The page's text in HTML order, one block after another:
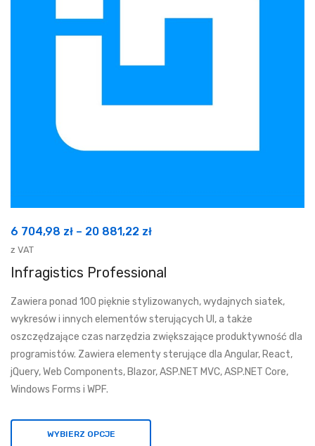
6 704,98 zł – 20 881,22 złZakres
od
704,98 zł
20
881,22 zł
z VAT
Infragistics Professional
Zawiera ponad 100 pięknie stylizowanych, wydajnych siatek,
wykresów i innych elementów sterujących UI, a także
oszczędzające czas narzędzia zwiększające produktywność dla
programistów. Zawiera elementy sterujące dla Angular, React,
jQuery, Web Components, Blazor, ASP.NET MVC, ASP.NET Core,
Windows Forms i WPF.
WYBIERZ OPCJE